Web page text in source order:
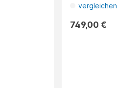
vergleichen
749,00 €